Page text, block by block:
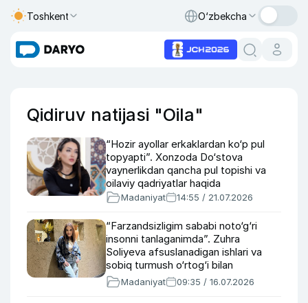
Toshkent O‘zbekcha
Qidiruv natijasi "Oila"
“Hozir ayollar erkaklardan ko‘p pul
topyapti”. Xonzoda Do‘stova
vaynerlikdan qancha pul topishi va
oilaviy qadriyatlar haqida
Madaniyat 14:55 / 21.07.2026
“Farzandsizligim sababi noto‘g‘ri
insonni tanlaganimda”. Zuhra
Soliyeva afsuslanadigan ishlari va
sobiq turmush o‘rtog‘i bilan
munosabati haqida
Madaniyat 09:35 / 16.07.2026